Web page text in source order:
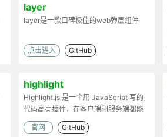
layer
layer是一款口碑极佳的web弹层组件
点击进入 GitHub
highlight
Highlight.js 是一个用 JavaScript 写的
代码高亮插件，在客户端和服务端都能
工作。
官网 GitHub